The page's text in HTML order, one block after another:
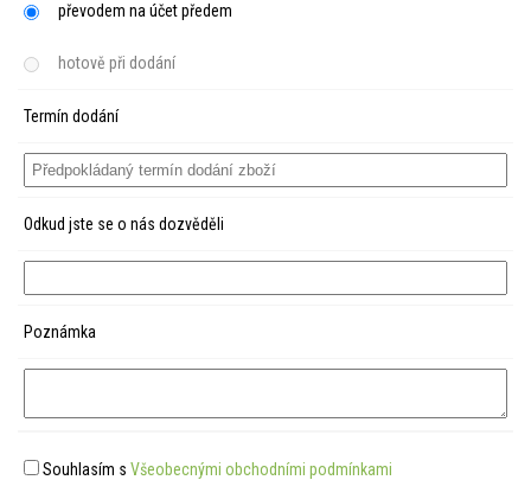
převodem na účet předem
hotově při dodání
Termín dodání
Odkud jste se o nás dozvěděli
Poznámka
Souhlasím s Všeobecnými obchodními podmínkami